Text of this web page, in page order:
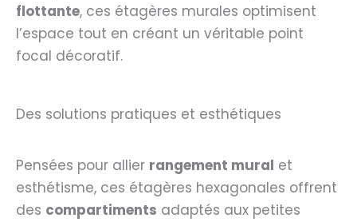
flottante, ces étagères murales optimisent
l’espace tout en créant un véritable point
focal décoratif.
Des solutions pratiques et esthétiques
Pensées pour allier rangement mural et
esthétisme, ces étagères hexagonales offrent
des compartiments adaptés aux petites